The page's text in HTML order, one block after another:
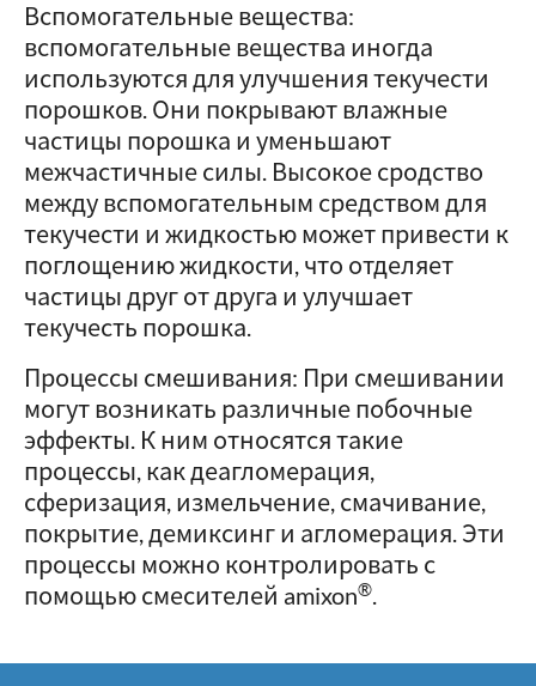
Вспомогательные вещества:
вспомогательные вещества иногда
используются для улучшения текучести
порошков. Они покрывают влажные
частицы порошка и уменьшают
межчастичные силы. Высокое сродство
между вспомогательным средством для
текучести и жидкостью может привести к
поглощению жидкости, что отделяет
частицы друг от друга и улучшает
текучесть порошка.
Процессы смешивания: При смешивании
могут возникать различные побочные
эффекты. К ним относятся такие
процессы, как деагломерация,
сферизация, измельчение, смачивание,
покрытие, демиксинг и агломерация. Эти
процессы можно контролировать с
помощью смесителей amixon®.